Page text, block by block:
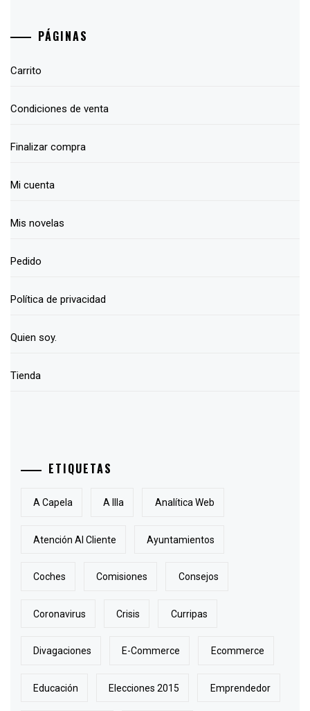
PÁGINAS
Carrito
Condiciones de venta
Finalizar compra
Mi cuenta
Mis novelas
Pedido
Política de privacidad
Quien soy.
Tienda
ETIQUETAS
A Capela A Illa Analítica Web
Atención Al Cliente Ayuntamientos
Coches Comisiones Consejos
Coronavirus Crisis Curripas
Divagaciones E-Commerce Ecommerce
Educación Elecciones 2015 Emprendedor